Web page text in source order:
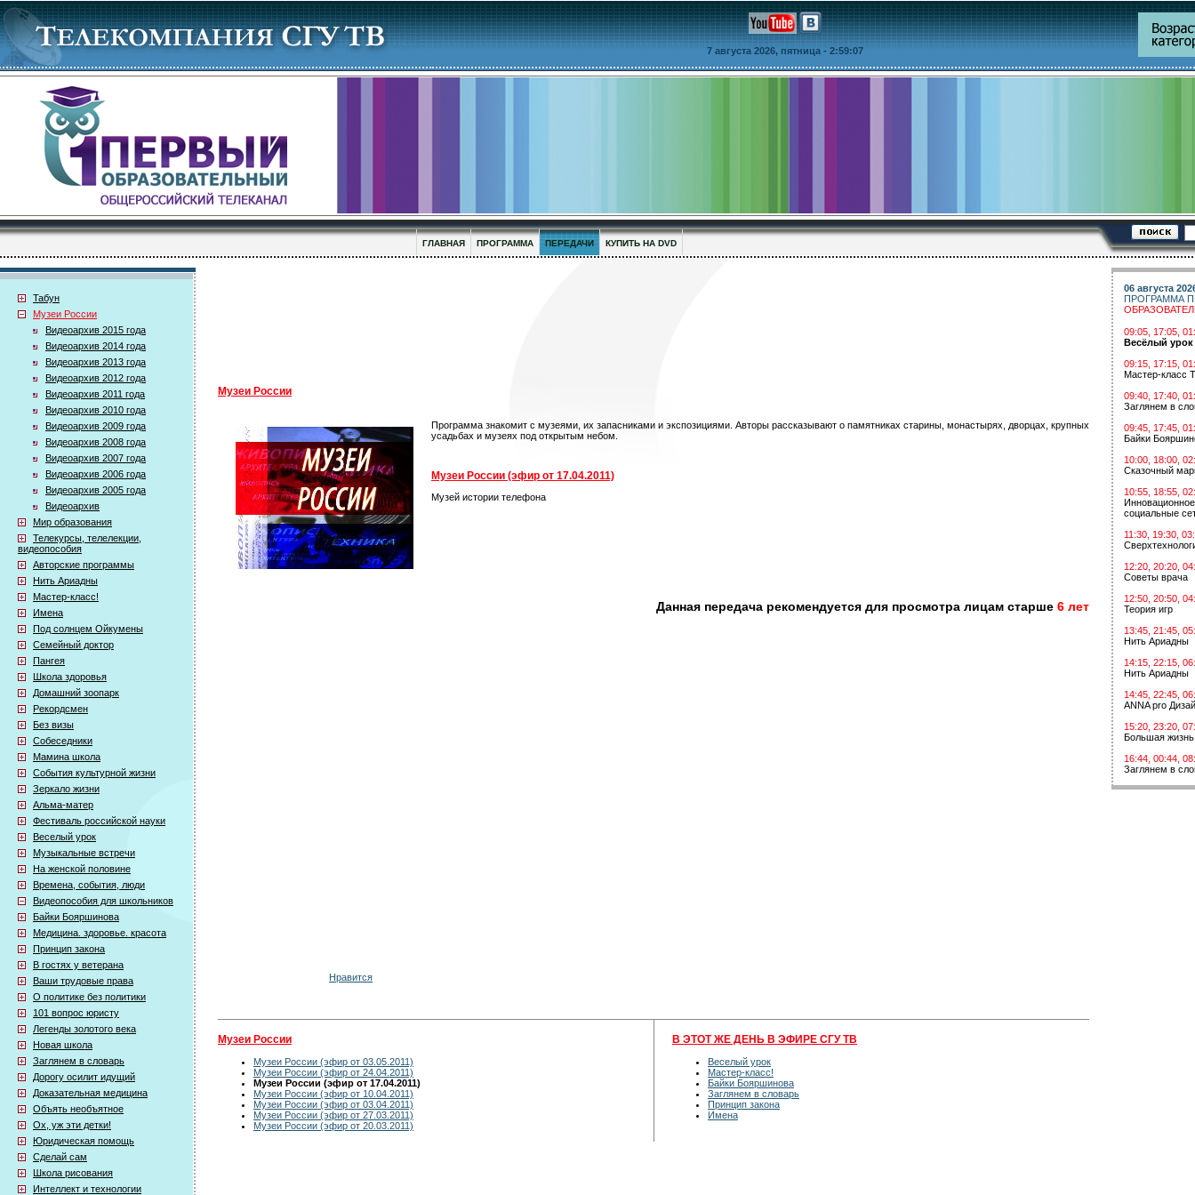
7 августа 2026, пятница - 2:59:07
ГЛАВНАЯ ПРОГРАММА ПЕРЕДАЧИ КУПИТЬ НА DVD
Табун
Музеи России
Видеоархив 2015 года
Видеоархив 2014 года
Видеоархив 2013 года
Видеоархив 2012 года
Видеоархив 2011 года
Видеоархив 2010 года
Видеоархив 2009 года
Видеоархив 2008 года
Видеоархив 2007 года
Видеоархив 2006 года
Видеоархив 2005 года
Видеоархив
Мир образования
Телекурсы, телелекции,
видеопособия
Авторские программы
Нить Ариадны
Мастер-класс!
Имена
Под солнцем Ойкумены
Семейный доктор
Пангея
Школа здоровья
Домашний зоопарк
Рекордсмен
Без визы
Собеседники
Мамина школа
События культурной жизни
Зеркало жизни
Альма-матер
Фестиваль российской науки
Веселый урок
Музыкальные встречи
На женской половине
Времена, события, люди
Видеопособия для школьников
Байки Бояршинова
Медицина. здоровье. красота
Принцип закона
В гостях у ветерана
Ваши трудовые права
О политике без политики
101 вопрос юристу
Легенды золотого века
Новая школа
Заглянем в словарь
Дорогу осилит идущий
Доказательная медицина
Объять необъятное
Ох, уж эти детки!
Юридическая помощь
Сделай сам
Школа рисования
Интеллект и технологии
Музеи России
Программа знакомит с музеями, их запасниками и экспозициями. Авторы рассказывают о памятниках старины, монастырях, дворцах, крупных
усадьбах и музеях под открытым небом.
Музеи России (эфир от 17.04.2011)
Музей истории телефона
Данная передача рекомендуется для просмотра лицам старше 6 лет
Нравится
Музеи России
Музеи России (эфир от 03.05.2011)
Музеи России (эфир от 24.04.2011)
Музеи России (эфир от 17.04.2011)
Музеи России (эфир от 10.04.2011)
Музеи России (эфир от 03.04.2011)
Музеи России (эфир от 27.03.2011)
Музеи России (эфир от 20.03.2011)
В ЭТОТ ЖЕ ДЕНЬ В ЭФИРЕ СГУ ТВ
Веселый урок
Мастер-класс!
Байки Бояршинова
Заглянем в словарь
Принцип закона
Имена
06 августа
ПРОГРАММА
09:05, 17:05,
Весёлый урок
09:15, 17:15,
Мастер-класс
09:40, 17:40,
Заглянем в
09:45, 17:45,
Байки
10:00, 18:00,
Сказочный
10:55, 18:55,
социальные
11:30, 19:30,
12:20, 20:20,
Советы врача
12:50, 20:50,
Теория игр
13:45, 21:45,
Нить Ариадны
14:15, 22:15,
Нить Ариадны
14:45, 22:45,
ANNA pro
15:20, 23:20,
Большая жизнь
16:44, 00:44,
Заглянем в